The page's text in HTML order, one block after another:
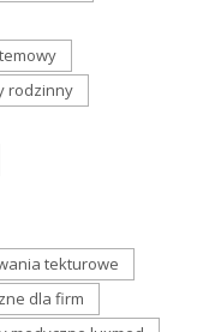
rodzinny
tekturowe
dla firm